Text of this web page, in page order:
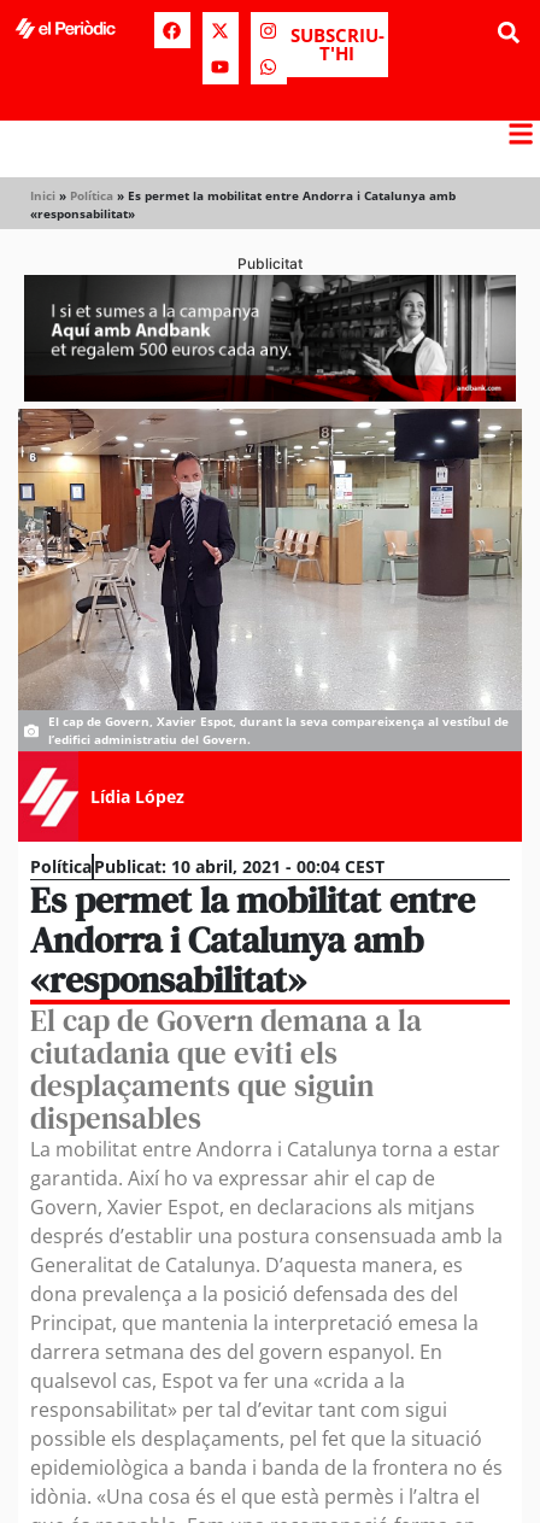
SUBSCRIU-
T'HI
Inici » Política » Es permet la mobilitat entre Andorra i Catalunya amb
«responsabilitat»
Publicitat
El cap de Govern, Xavier Espot, durant la seva compareixença al vestíbul de
l’edifici administratiu del Govern.
Lídia López
PolíticaPublicat: 10 abril, 2021 - 00:04 CEST
Es permet la mobilitat entre
Andorra i Catalunya amb
«responsabilitat»
El cap de Govern demana a la
ciutadania que eviti els
desplaçaments que siguin
dispensables
La mobilitat entre Andorra i Catalunya torna a estar
garantida. Així ho va expressar ahir el cap de
Govern, Xavier Espot, en declaracions als mitjans
després d’establir una postura consensuada amb la
Generalitat de Catalunya. D’aquesta manera, es
dona prevalença a la posició defensada des del
Principat, que mantenia la interpretació emesa la
darrera setmana des del govern espanyol. En
qualsevol cas, Espot va fer una «crida a la
responsabilitat» per tal d’evitar tant com sigui
possible els desplaçaments, pel fet que la situació
epidemiològica a banda i banda de la frontera no és
idònia. «Una cosa és el que està permès i l’altra el